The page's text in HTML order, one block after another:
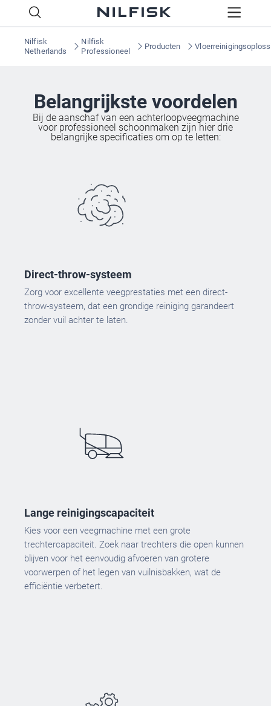
Nilfisk
Netherlands
Nilfisk
Professioneel
Producten
Belangrijkste voordelen
Bij de aanschaf van een achterloopveegmachine
voor professioneel schoonmaken zijn hier drie
belangrijke specificaties om op te letten:
Direct-throw-systeem
Zorg voor excellente veegprestaties met een direct-
throw-systeem, dat een grondige reiniging garandeert
zonder vuil achter te laten.
Lange reinigingscapaciteit
Kies voor een veegmachine met een grote
trechtercapaciteit. Zoek naar trechters die open kunnen
blijven voor het eenvoudig afvoeren van grotere
voorwerpen of het legen van vuilnisbakken, wat de
efficiëntie verbetert.